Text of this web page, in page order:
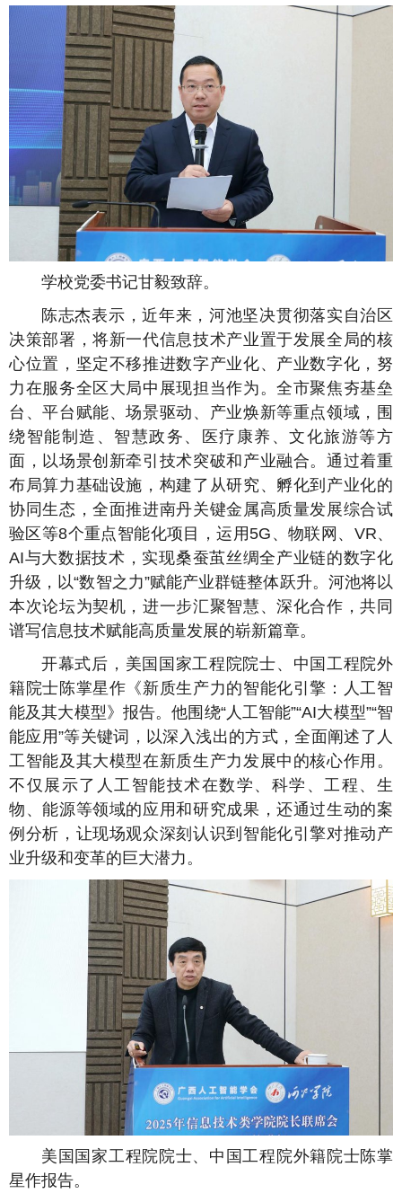
学校党委书记甘毅致辞。
陈志杰表示，近年来，河池坚决贯彻落实自治区
决策部署，将新一代信息技术产业置于发展全局的核
心位置，坚定不移推进数字产业化、产业数字化，努
力在服务全区大局中展现担当作为。全市聚焦夯基垒
台、平台赋能、场景驱动、产业焕新等重点领域，围
绕智能制造、智慧政务、医疗康养、文化旅游等方
面，以场景创新牵引技术突破和产业融合。通过着重
布局算力基础设施，构建了从研究、孵化到产业化的
协同生态，全面推进南丹关键金属高质量发展综合试
验区等8个重点智能化项目，运用5G、物联网、VR、
AI与大数据技术，实现桑蚕茧丝绸全产业链的数字化
升级，以“数智之力”赋能产业群链整体跃升。河池将以
本次论坛为契机，进一步汇聚智慧、深化合作，共同
谱写信息技术赋能高质量发展的崭新篇章。
开幕式后，美国国家工程院院士、中国工程院外
籍院士陈掌星作《新质生产力的智能化引擎：人工智
能及其大模型》报告。他围绕“人工智能”“AI大模型”“智
能应用”等关键词，以深入浅出的方式，全面阐述了人
工智能及其大模型在新质生产力发展中的核心作用。
不仅展示了人工智能技术在数学、科学、工程、生
物、能源等领域的应用和研究成果，还通过生动的案
例分析，让现场观众深刻认识到智能化引擎对推动产
业升级和变革的巨大潜力。
美国国家工程院院士、中国工程院外籍院士陈掌
星作报告。